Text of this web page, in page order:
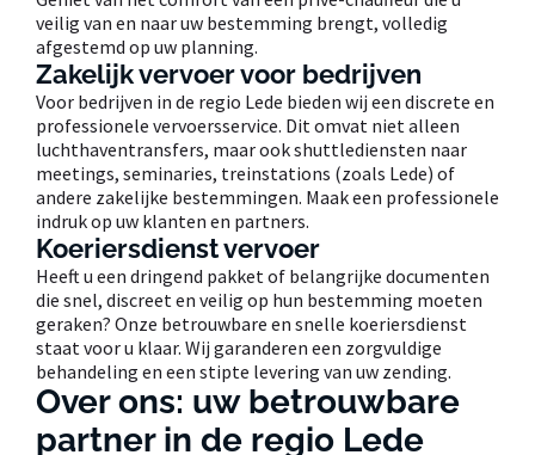
veilig van en naar uw bestemming brengt, volledig
afgestemd op uw planning.
Zakelijk vervoer voor bedrijven
Voor bedrijven in de regio Lede bieden wij een discrete en
professionele vervoersservice. Dit omvat niet alleen
luchthaventransfers, maar ook shuttlediensten naar
meetings, seminaries, treinstations (zoals Lede) of
andere zakelijke bestemmingen. Maak een professionele
indruk op uw klanten en partners.
Koeriersdienst vervoer
Heeft u een dringend pakket of belangrijke documenten
die snel, discreet en veilig op hun bestemming moeten
geraken? Onze betrouwbare en snelle koeriersdienst
staat voor u klaar. Wij garanderen een zorgvuldige
behandeling en een stipte levering van uw zending.
Over ons: uw betrouwbare
partner in de regio Lede